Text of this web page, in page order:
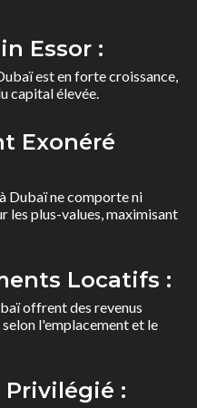
Essor :
est en forte croissance,
capital élevée.
Exonéré
Dubaï ne comporte ni
les plus-values, maximisant
Locatifs :
offrent des revenus
l'emplacement et le
: